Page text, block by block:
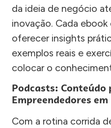
da ideia de negócio
inovação. Cada
oferecer insights
exemplos reais e
colocar o
Podcasts: Conteúdo
Empreendedores
Com a rotina corrida